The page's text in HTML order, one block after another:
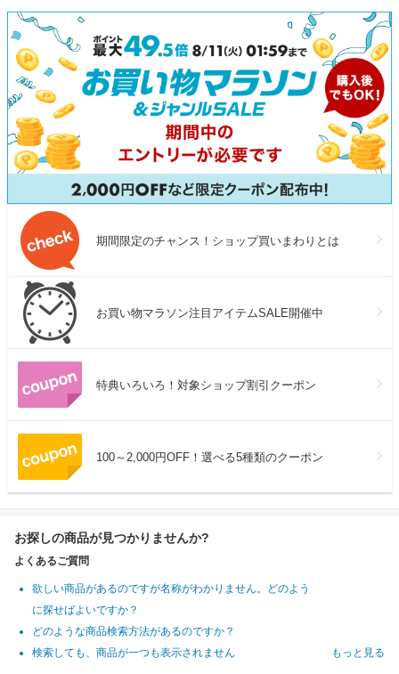
レゼント ギフト ストークタン
数量＆配送期
期間限定のチャンス！ショップ買いまわりとは
お買い物マラソン注目アイテムSALE開催中
特典いろいろ！対象ショップ割引クーポン
100～2,000円OFF！選べる5種類のクーポン
お探しの商品が見つかりませんか?
よくあるご質問
欲しい商品があるのですが名称がわかりません。どのよう
に探せばよいですか？
どのような商品検索方法があるのですか？
検索しても、商品が一つも表示されません
もっと見る